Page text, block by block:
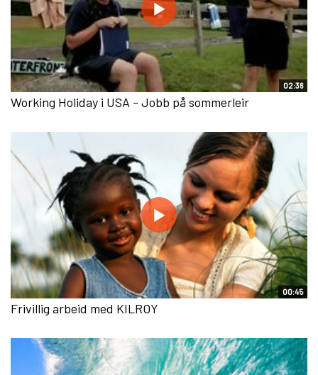
02:36
Working Holiday i USA - Jobb på sommerleir
00:45
Frivillig arbeid med KILROY